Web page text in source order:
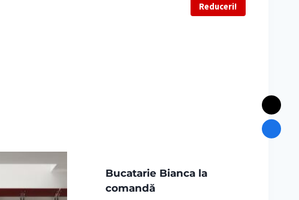
Reduceri!
Bucatarie Bianca la
comandă